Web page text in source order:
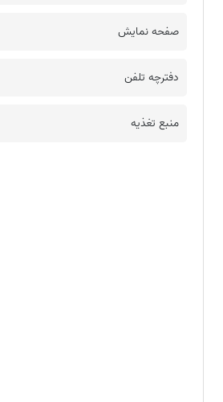
صفحه نمایش
دفترچه تلفن
منبع تغذیه